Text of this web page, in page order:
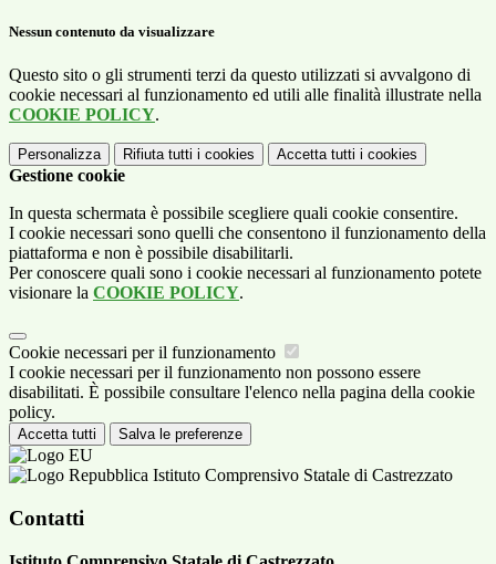
Nessun contenuto da visualizzare
Questo sito o gli strumenti terzi da questo utilizzati si avvalgono di
cookie necessari al funzionamento ed utili alle finalità illustrate nella
COOKIE POLICY.
Personalizza Rifiuta tutti i cookies Accetta tutti i cookies
Gestione cookie
In questa schermata è possibile scegliere quali cookie consentire.
I cookie necessari sono quelli che consentono il funzionamento della
piattaforma e non è possibile disabilitarli.
Per conoscere quali sono i cookie necessari al funzionamento potete
visionare la COOKIE POLICY.
Cookie necessari per il funzionamento
I cookie necessari per il funzionamento non possono essere
disabilitati. È possibile consultare l'elenco nella pagina della cookie
policy.
Accetta tutti Salva le preferenze
Istituto Comprensivo Statale di Castrezzato
Contatti